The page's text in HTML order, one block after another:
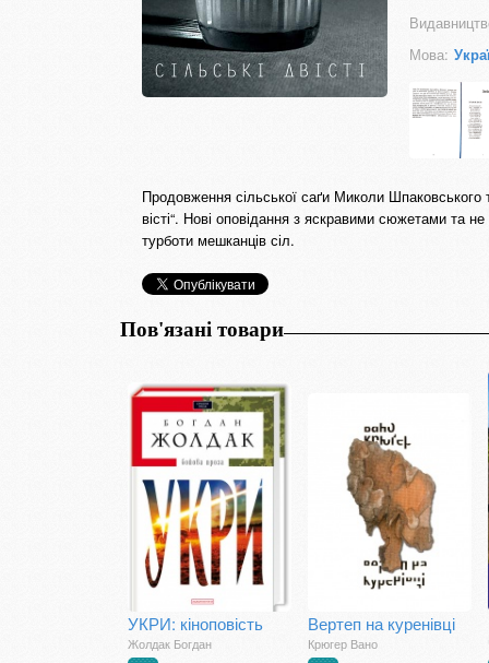
Мова:
Продовження сільської саґи Миколи
вісті“. Нові оповідання з яскравими сюжетами та
турботи мешканців сіл.
Пов'язані товари
УКРИ: кіноповість
Жолдак Богдан
Вертеп на куренівці
Крюгер Вано